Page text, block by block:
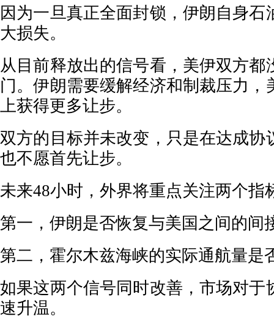
因为一旦真正全面封锁，伊朗自身石
大损失。
从目前释放出的信号看，美伊双方都
门。伊朗需要缓解经济和制裁压力，
上获得更多让步。
双方的目标并未改变，只是在达成协
也不愿首先让步。
未来48小时，外界将重点关注两个指
第一，伊朗是否恢复与美国之间的间
第二，霍尔木兹海峡的实际通航量是
如果这两个信号同时改善，市场对于
速升温。